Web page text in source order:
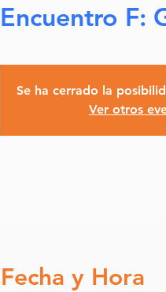
Encuentro F:
Se ha cerrado la
Ver otros
Fecha y Hora